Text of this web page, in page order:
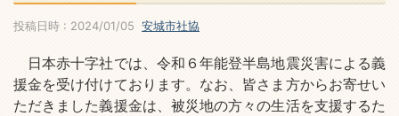
投稿日時 : 2024/01/05 安城市社協
日本赤十字社では、令和６年能登半島地震災害による義
援金を受け付けております。なお、皆さま方からお寄せい
ただきました義援金は、被災地の方々の生活を支援するた